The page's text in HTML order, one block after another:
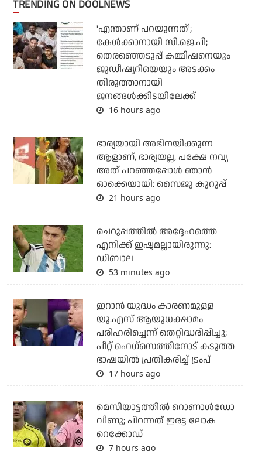
TRENDING ON DOOLNEWS
'എന്താണ് പറയുന്നത്';
കേള്‍ക്കാനായി സി.ജെ.പി;
തെരഞ്ഞെടുപ്പ് കമ്മീഷനെയും
ജുഡീഷ്യറിയെയും അടക്കം
തിരുത്താനായി
ജനങ്ങള്‍ക്കിടയിലേക്ക്
16 hours ago
ഭാര്യയായി അഭിനയിക്കുന്ന
ആളാണ്, ഭാര്യയല്ല, പക്ഷേ നവ്യ
അത് പറഞ്ഞപ്പോള്‍ ഞാന്‍
ഓക്കെയായി: സൈജു കുറുപ്പ്
21 hours ago
ചെറുപ്പത്തില്‍ അദ്ദേഹത്തെ
എനിക്ക് ഇഷ്ടമല്ലായിരുന്നു:
ഡിബാല
53 minutes ago
ഇറാന്‍ യുദ്ധം കാരണമുള്ള
യു.എസ് ആയുധക്ഷാമം
പരിഹരിച്ചെന്ന് തെറ്റിദ്ധരിപ്പിച്ചു;
പീറ്റ് ഹെഗ്‌സെത്തിനോട് കടുത്ത
ഭാഷയില്‍ പ്രതികരിച്ച് ട്രംപ്
17 hours ago
മെസിയാട്ടത്തില്‍ റൊണാള്‍ഡോ
വീണു; പിറന്നത് ഇരട്ട ലോക
റെക്കോഡ്
7 hours ago